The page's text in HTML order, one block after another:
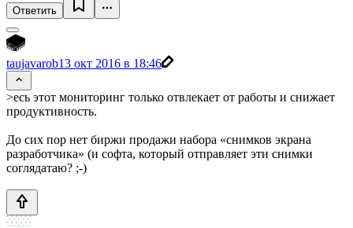
Ответить
taujavarob13 окт 2016 в 18:46
>есь этот мониторинг только отвлекает от работы и снижает
продуктивность.
До сих пор нет биржи продажи набора «снимков экрана
разработчика» (и софта, который отправляет эти снимки
соглядатаю? ;-)